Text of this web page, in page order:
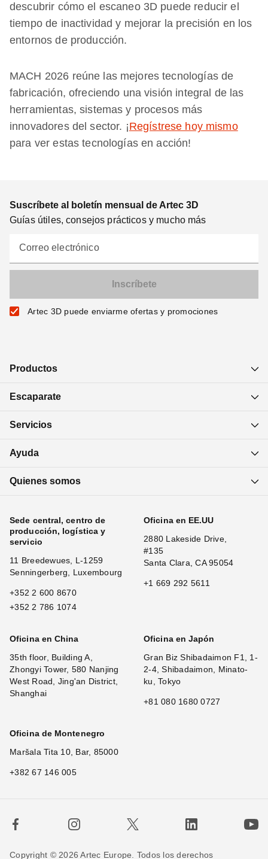
descubrir cómo el escaneo 3D puede reducir el
tiempo de inactividad y mejorar la precisión en los
entornos de producción.
MACH 2026 reúne las mejores tecnologías de
fabricación, ofreciendo una visión integral de las
herramientas, sistemas y procesos más
innovadores del sector. ¡Regístrese hoy mismo
para ver estas tecnologías en acción!
Suscríbete al boletín mensual de Artec 3D
Guías útiles, consejos prácticos y mucho más
Correo electrónico
Artec 3D puede enviarme ofertas y promociones
Productos
Escaparate
Servicios
Ayuda
Quienes somos
Sede central, centro de
producción, logística y
servicio
11 Breedewues, L-1259
Senningerberg, Luxembourg
+352 2 600 8670
+352 2 786 1074
Oficina en EE.UU
2880 Lakeside Drive,
#135
Santa Clara, CA 95054
+1 669 292 5611
Oficina en China
35th floor, Building A,
Zhongyi Tower, 580 Nanjing
West Road, Jing'an District,
Shanghai
Oficina en Japón
Gran Biz Shibadaimon F1, 1-
2-4, Shibadaimon, Minato-
ku, Tokyo
+81 080 1680 0727
Oficina de Montenegro
Maršala Tita 10, Bar, 85000
+382 67 146 005
Copyright © 2026 Artec Europe. Todos los derechos